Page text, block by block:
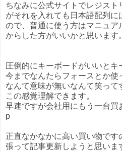
ちなみに公式サイトでレジス
がそれを入れても日本語配列
ので、普通に使う方はマニュア
からした方がいいかと思います。
圧倒的にキーボードがいいとキ
今までなんたらフォースとか使
なんて意味が無いなんて笑って
この感覚理解できます。
早速ですが会社用にもう一台
p
正直なかなかに高い買い物で
張って記事更新しようと思いま